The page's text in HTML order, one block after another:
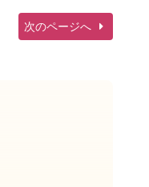
次のページへ